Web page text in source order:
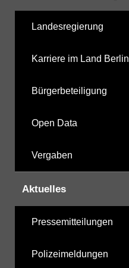
Landesregierung
Karriere im Land Berlin
Bürgerbeteiligung
Open Data
Vergaben
Aktuelles
Pressemitteilungen
Polizeimeldungen